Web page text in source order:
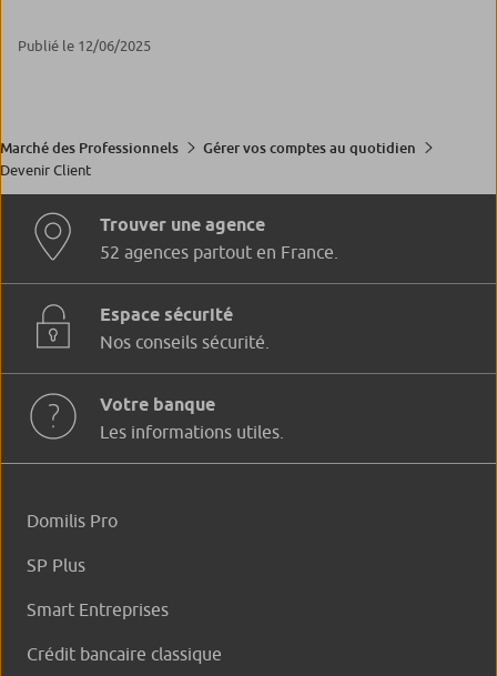
Publié le 12/06/2025
Marché des Professionnels
Gérer vos comptes au quotidien
Devenir Client
Trouver une agence
52 agences partout en France.
Espace sécurité
Nos conseils sécurité.
Votre banque
Les informations utiles.
Domilis Pro
SP Plus
Smart Entreprises
Crédit bancaire classique